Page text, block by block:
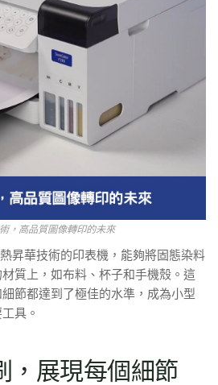
，高品質圖像轉印的未來
昇華技術的印表機，能夠將固態染料
質上，如布料、杯子和手機殼。這
節都達到了極佳的水準，成為小型
具。
，展現每個細節